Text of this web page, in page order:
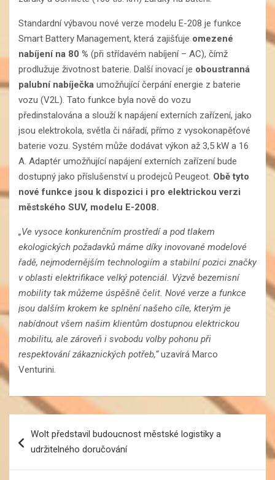
Standardní výbavou nové verze modelu E-208 je funkce
Smart Battery Management, která zajišťuje omezené
nabíjení na 80 % (při střídavém nabíjení – AC), čímž
prodlužuje životnost baterie. Další inovací je oboustranná
palubní nabíječka umožňující čerpání energie z baterie
vozu (V2L). Tato funkce byla nově do vozu
předinstalována a slouží k napájení externích zařízení, jako
jsou elektrokola, světla či nářadí, přímo z vysokonapěťové
baterie vozu. Systém může dodávat výkon až 3,5 kW a 16
A. Adaptér umožňující napájení externích zařízení bude
dostupný jako příslušenství u prodejců Peugeot. Obě tyto
nové funkce jsou k dispozici i pro elektrickou verzi
městského SUV, modelu E-2008.
„Ve vysoce konkurenčním prostředí a pod tlakem
ekologických požadavků máme díky inovované modelové
řadě, nejmodernějším technologiím a stabilní pozici značky
v oblasti elektrifikace velký potenciál. Výzvě bezemisní
mobility tak můžeme úspěšně čelit. Nové verze a funkce
jsou dalším krokem ke splnění našeho cíle, kterým je
nabídnout všem našim klientům dostupnou elektrickou
mobilitu, ale zároveň i svobodu volby pohonu při
respektování zákaznických potřeb,“uzavírá Marco
Venturini.
proWolt představil budoucnost městské logistiky a
udržitelného doručování